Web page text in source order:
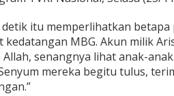
itu memperlihatkan betapa
MBG. Akun milik
senangnya lihat anak-
mereka begitu tulus,